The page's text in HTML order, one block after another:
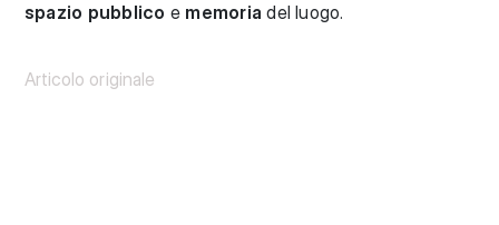
spazio pubblico e memoria del luogo.
Articolo originale